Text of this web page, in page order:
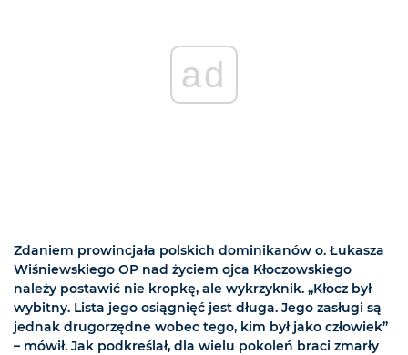
ad
Zdaniem prowincjała polskich dominikanów o. Łukasza
Wiśniewskiego OP nad życiem ojca Kłoczowskiego
należy postawić nie kropkę, ale wykrzyknik. „Kłocz był
wybitny. Lista jego osiągnięć jest długa. Jego zasługi są
jednak drugorzędne wobec tego, kim był jako człowiek”
– mówił. Jak podkreślał, dla wielu pokoleń braci zmarły